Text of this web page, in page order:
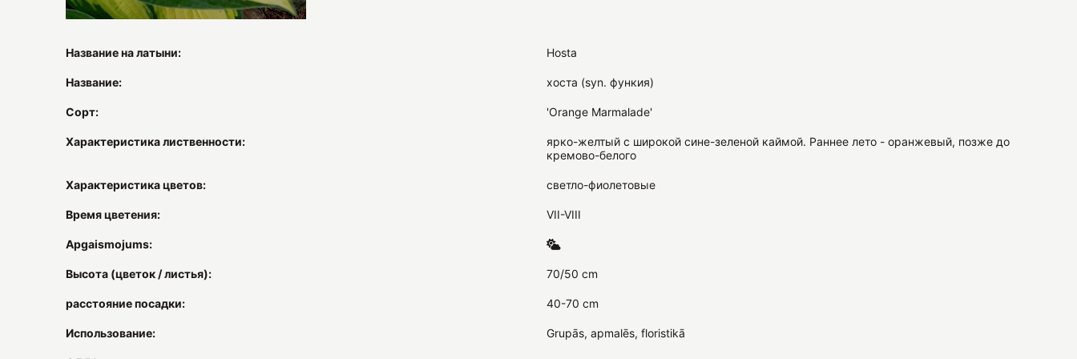
Название на латыни: Hosta
Название: хоста (syn. функия)
Сорт: 'Orange Marmalade'
Характеристика лиственности:
ярко-желтый с широкой сине-зеленой каймой. Раннее лето - оранжевый, позже до
кремово-белого
Характеристика цветов: cветло-фиолетовые
Время цветения: VII-VIII
Apgaismojums:
Высота (цветок / листья): 70/50 cm
расстояние посадки: 40-70 cm
Использование: Grupās, apmalēs, floristikā